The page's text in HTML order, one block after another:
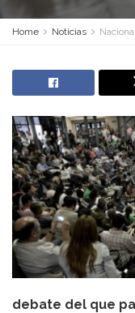
Home Noticias
debate del que